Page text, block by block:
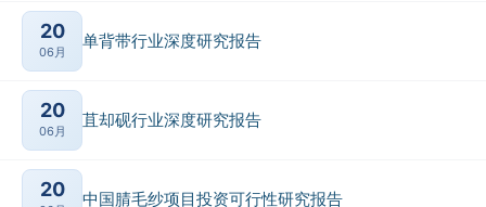
20
06月
单背带行业深度研究报告
20
06月
苴却砚行业深度研究报告
20 中国腈毛纱项目投资可行性研究报告